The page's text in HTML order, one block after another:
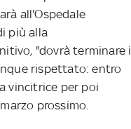
all'Ospedale
più alla
"dovrà terminare i
rispettato: entro
vincitrice per poi
prossimo.